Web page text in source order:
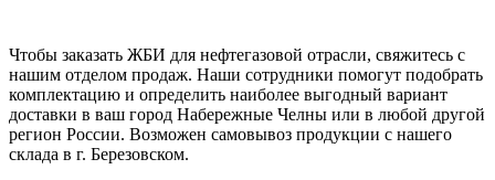
Чтобы заказать ЖБИ для нефтегазовой отрасли, свяжитесь с
нашим отделом продаж. Наши сотрудники помогут подобрать
комплектацию и определить наиболее выгодный вариант
доставки в ваш город Набережные Челны или в любой другой
регион России. Возможен самовывоз продукции с нашего
склада в г. Березовском.